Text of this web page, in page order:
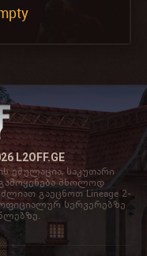
L2OFF.GE
ემულაცია, საკუთარი
მხოლოდ
გაეცნოთ Lineage 2-
სერვერებზე